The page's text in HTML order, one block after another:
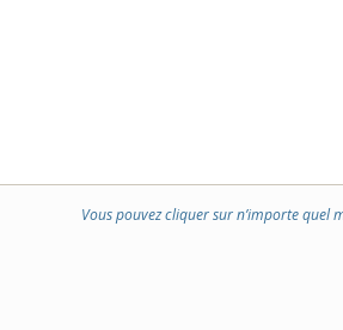
Vous pouvez cliquer sur n’importe